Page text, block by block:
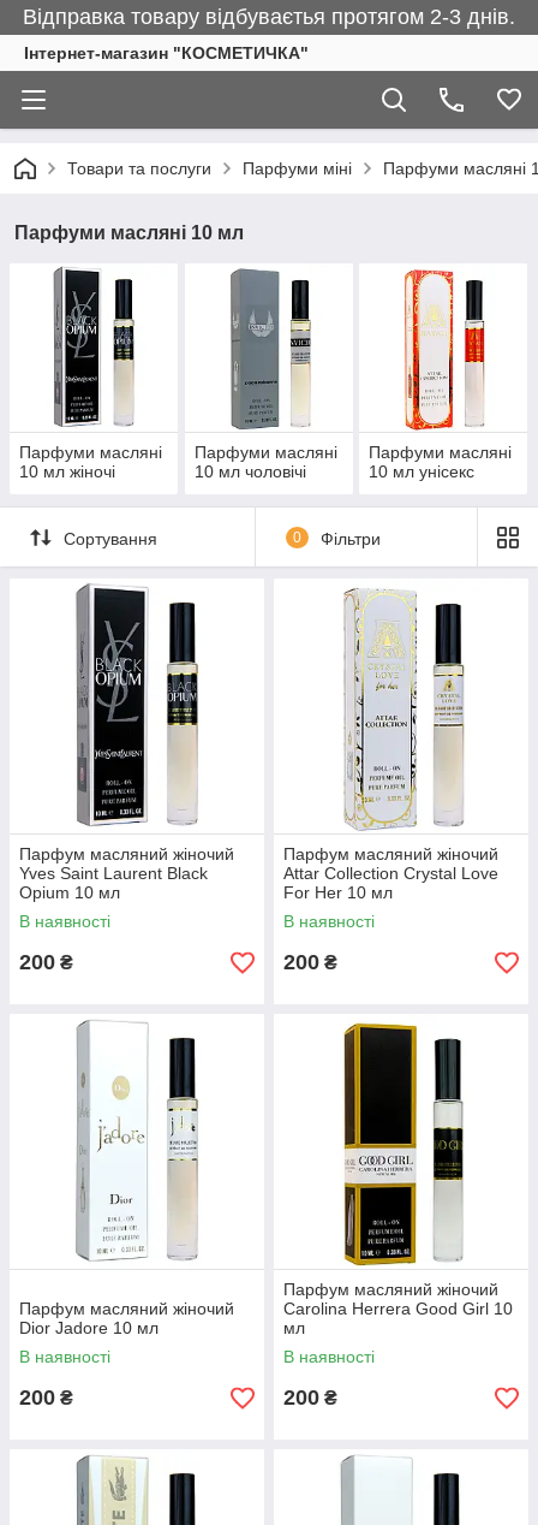
Відправка товару відбуваєтья протягом 2-3 днів.
Інтернет-магазин "КОСМЕТИЧКА"
Товари та послуги Парфуми міні Парфуми масляні
Парфуми масляні 10 мл
Парфуми масляні
10 мл жіночі
Парфуми масляні
10 мл чоловічі
Парфуми масляні
10 мл унісекс
Сортування 0 Фільтри
Парфум масляний жіночий
Yves Saint Laurent Black
Opium 10 мл
В наявності
200 ₴
Парфум масляний жіночий
Attar Collection Crystal Love
For Her 10 мл
В наявності
200 ₴
Парфум масляний жіночий
Dior Jadore 10 мл
В наявності
200 ₴
Парфум масляний жіночий
Carolina Herrera Good Girl 10
мл
В наявності
200 ₴